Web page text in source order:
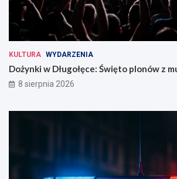
KULTURA WYDARZENIA
Dożynki w Długołęce: Święto plonów z
8 sierpnia 2026